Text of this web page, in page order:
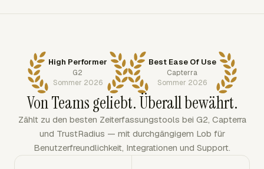
High Performer
G2
Sommer 2026
Best Ease Of Use
Capterra
Sommer 2026
Von Teams geliebt. Überall bewährt.
Zählt zu den besten Zeiterfassungstools bei G2, Capterra
und TrustRadius — mit durchgängigem Lob für
Benutzerfreundlichkeit, Integrationen und Support.